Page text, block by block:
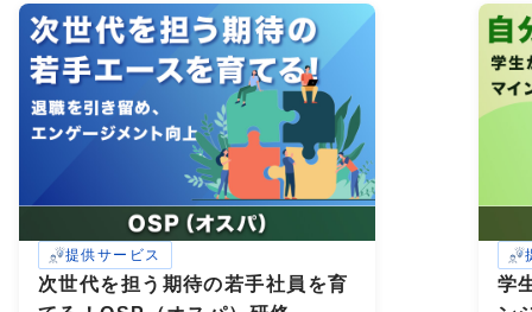
提供サービス
次世代を担う期待の若手社員を育
学